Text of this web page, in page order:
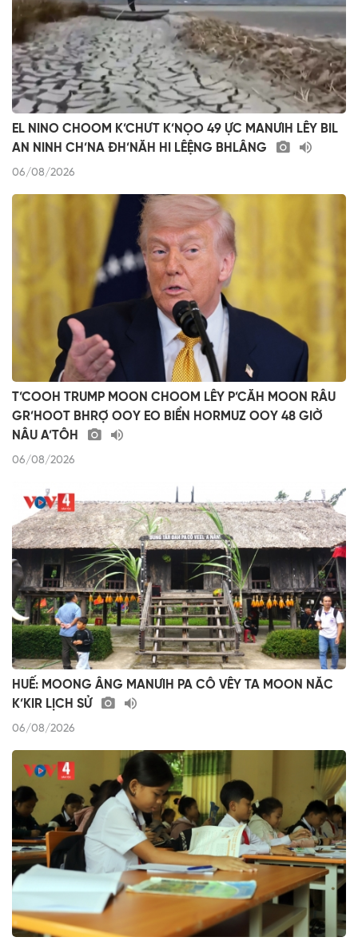
EL NINO CHOOM K’CHƯT K’NỌO 49 ỰC MANƯIH LÊY BIL
AN NINH CH’NA ĐH’NĂH HI LÊỆNG BHLÂNG
06/08/2026
T’COOH TRUMP MOON CHOOM LÊY P’CĂH MOON RÂU
GR’HOOT BHRỢ OOY EO BIỂN HORMUZ OOY 48 GIỜ
NÂU A’TÔH
06/08/2026
HUẾ: MOONG ÂNG MANƯIH PA CÔ VÊY TA MOON NĂC
K’KIR LỊCH SỬ
06/08/2026